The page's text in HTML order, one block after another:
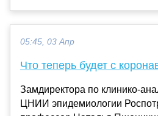
05:45, 03 Апр
Что теперь будет с
Замдиректора по клинико-
ЦНИИ эпидемиологии